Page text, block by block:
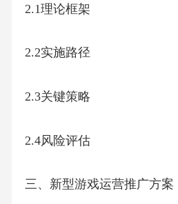
2.1理论框架
2.2实施路径
2.3关键策略
2.4风险评估
三、新型游戏运营推广方案